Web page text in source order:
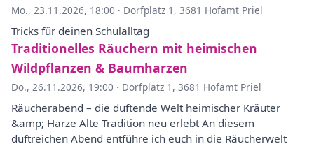
Mo., 23.11.2026, 18:00 · Dorfplatz 1, 3681 Hofamt Priel
Tricks für deinen Schulalltag
Traditionelles Räuchern mit heimischen
Wildpflanzen & Baumharzen
Do., 26.11.2026, 19:00 · Dorfplatz 1, 3681 Hofamt Priel
Räucherabend – die duftende Welt heimischer Kräuter
&amp; Harze Alte Tradition neu erlebt An diesem
duftreichen Abend entführe ich euch in die Räucherwelt